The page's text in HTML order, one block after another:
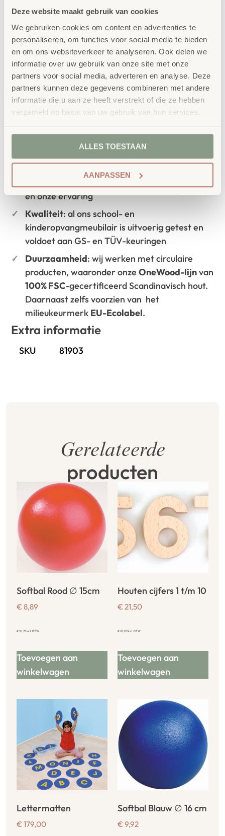
Deze website maakt gebruik van cookies
We gebruiken cookies om content en advertenties te
personaliseren, om functies voor social media te bieden
en om ons websiteverkeer te analyseren. Ook delen we
informatie over uw gebruik van onze site met onze
partners voor social media, adverteren en analyse. Deze
partners kunnen deze gegevens combineren met andere
informatie die u aan ze heeft verstrekt of die ze hebben
verzameld op basis van uw gebruik van hun services.
ALLES TOESTAAN
AANPASSEN
Vertrouwdbestellen bij School
Concept
School Concept is de specialist in
onderwijsmeubilair. Wij geloven dat een
leeromgeving inspireert wanneer deze
aansluit bij de behoeften van kinderen én
leerkrachten.
Waarom School Concept?
: ieder project start vanuit uw idee
en onze ervaring
Kwaliteit: al ons school- en
kinderopvangmeubilair is uitvoerig getest en
voldoet aan GS- en TÜV-keuringen
Duurzaamheid: wij werken met circulaire
producten, waaronder onzeOneWood-lijnvan
100% FSC-gecertificeerd Scandinavisch hout.
Daarnaast zelfs voorzien van het
milieukeurmerk EU-Ecolabel.
Extra informatie
SKU 81903
Gerelateerde
producten
Softbal Rood ∅ 15cm
€ 8,89
€10,76incl. BTW
Toevoegen aan
winkelwagen
Houten cijfers 1 t/m 10
€ 21,50
€26,02incl. BTW
Toevoegen aan
winkelwagen
Lettermatten
€ 179,00
Softbal Blauw ∅ 16 cm
€ 9,92